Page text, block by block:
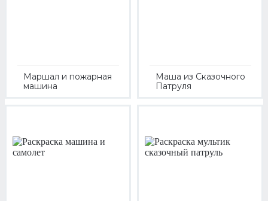
Маршал и пожарная
машина
Маша из Сказочного
Патруля